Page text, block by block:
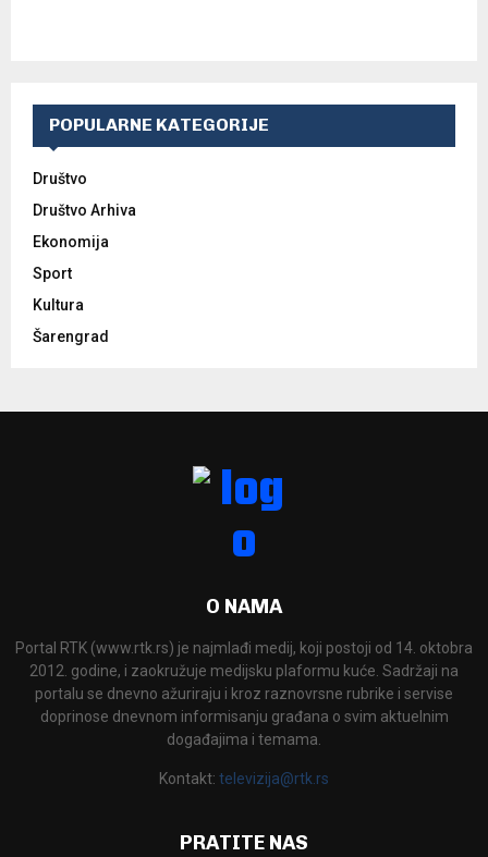
POPULARNE KATEGORIJE
Društvo
Društvo Arhiva
Ekonomija
Sport
Kultura
Šarengrad
O NAMA
Portal RTK (www.rtk.rs) je najmlađi medij, koji postoji od 14. oktobra
2012. godine, i zaokružuje medijsku plaformu kuće. Sadržaji na
portalu se dnevno ažuriraju i kroz raznovrsne rubrike i servise
doprinose dnevnom informisanju građana o svim aktuelnim
događajima i temama.
Kontakt: televizija@rtk.rs
PRATITE NAS